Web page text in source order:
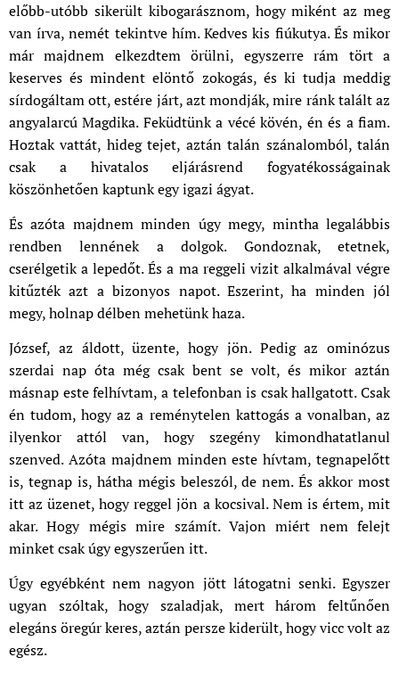
előbb-utóbb sikerült kibogarásznom, hogy miként az meg
van írva, nemét tekintve hím. Kedves kis fiúkutya. És mikor
már majdnem elkezdtem örülni, egyszerre rám tört a
keserves és mindent elöntő zokogás, és ki tudja meddig
sírdogáltam ott, estére járt, azt mondják, mire ránk talált az
angyalarcú Magdika. Feküdtünk a vécé kövén, én és a fiam.
Hoztak vattát, hideg tejet, aztán talán szánalomból, talán
csak a hivatalos eljárásrend fogyatékosságainak
köszönhetően kaptunk egy igazi ágyat.
És azóta majdnem minden úgy megy, mintha legalábbis
rendben lennének a dolgok. Gondoznak, etetnek,
cserélgetik a lepedőt. És a ma reggeli vizit alkalmával végre
kitűzték azt a bizonyos napot. Eszerint, ha minden jól
megy, holnap délben mehetünk haza.
József, az áldott, üzente, hogy jön. Pedig az ominózus
szerdai nap óta még csak bent se volt, és mikor aztán
másnap este felhívtam, a telefonban is csak hallgatott. Csak
én tudom, hogy az a reménytelen kattogás a vonalban, az
ilyenkor attól van, hogy szegény kimondhatatlanul
szenved. Azóta majdnem minden este hívtam, tegnapelőtt
is, tegnap is, hátha mégis beleszól, de nem. És akkor most
itt az üzenet, hogy reggel jön a kocsival. Nem is értem, mit
akar. Hogy mégis mire számít. Vajon miért nem felejt
minket csak úgy egyszerűen itt.
Úgy egyébként nem nagyon jött látogatni senki. Egyszer
ugyan szóltak, hogy szaladjak, mert három feltűnően
elegáns öregúr keres, aztán persze kiderült, hogy vicc volt az
egész.